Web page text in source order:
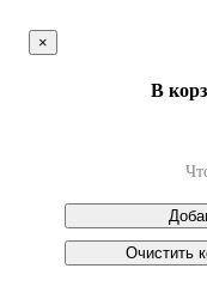
×
В
Очистить